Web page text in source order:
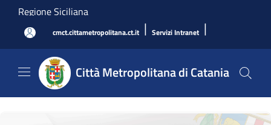
Salta al contenuto principale
Regione Siciliana
cmct.cittametropolitana.ct.it | Servizi Intranet |
Città Metropolitana di Catania